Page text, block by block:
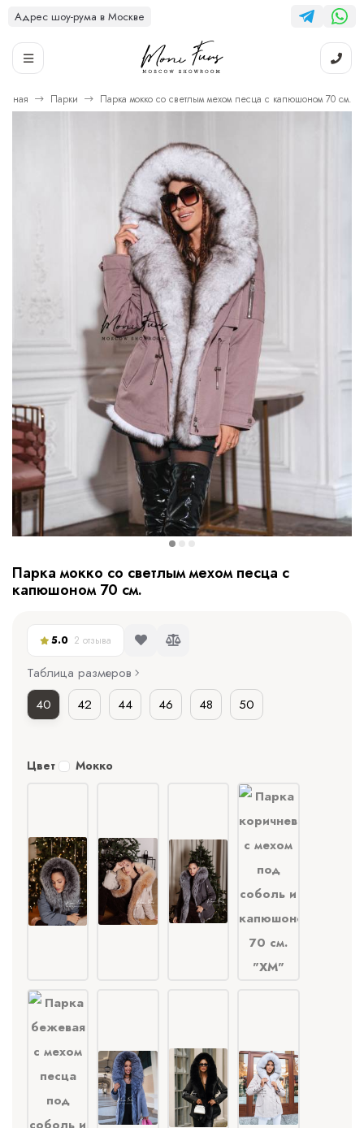
Адрес шоу-рума в Москве
Парки Парка мокко со светлым мехом песца с капюшоном 70 см.
Парка мокко со светлым мехом песца с
капюшоном 70 см.
5.0 2 отзыва
Таблица размеров
40
42 44 46 48 50
Цвет Мокко